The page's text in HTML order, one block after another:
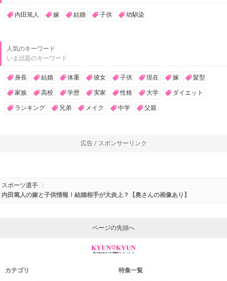
内田篤人 嫁 結婚 子供 幼馴染
人気のキーワード
いま話題のキーワード
身長 結婚 体重 彼女 子供 現在 嫁 髪型
家族 高校 学歴 実家 性格 大学 ダイエット
ランキング 兄弟 メイク 中学 父親
広告 / スポンサーリンク
スポーツ選手
内田篤人の嫁と子供情報！結婚相手が大炎上？【奥さんの画像あり】
ページの先頭へ
カテゴリ 特集一覧